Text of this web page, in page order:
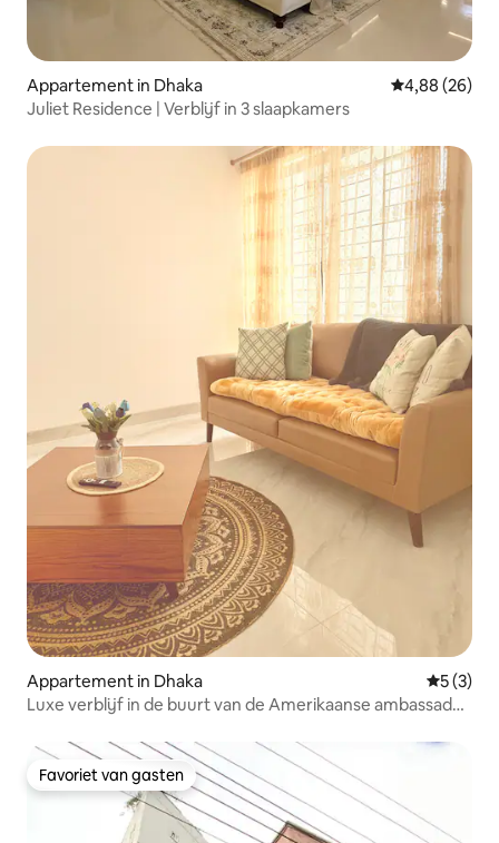
Appartement in Dhaka Gemiddelde
4,88 (26)
Juliet Residence | Verblijf in 3 slaapkamers
Appartement in Dhaka
5 (3)
Luxe verblijf in de buurt van de Amerikaanse ambassade |
Favoriet van gasten
Favoriet van gasten